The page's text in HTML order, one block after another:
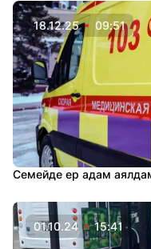
18.12.25 09:51
Семейде ер адам
01.10.24 15:41